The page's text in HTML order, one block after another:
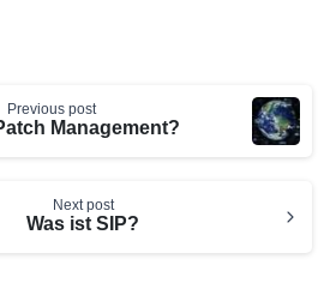
Previous post
Management?
Next post
Was ist SIP?